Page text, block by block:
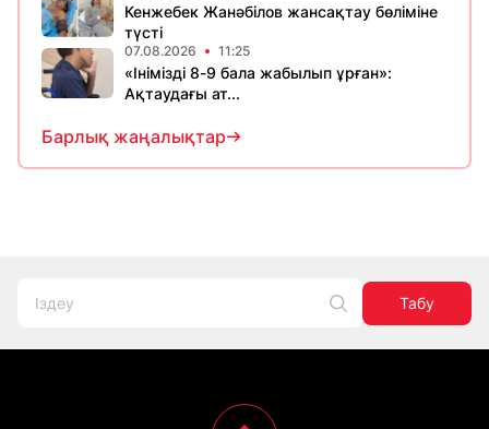
Кенжебек Жанәбілов жансақтау бөліміне
түсті
07.08.2026 11:25
«Інімізді 8-9 бала жабылып ұрған»:
Ақтаудағы ат...
Барлық жаңалықтар
Табу